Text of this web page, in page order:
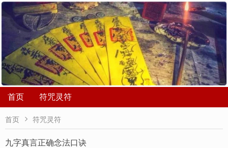
首页 符咒灵符
首页  符咒灵符
九字真言正确念法口诀